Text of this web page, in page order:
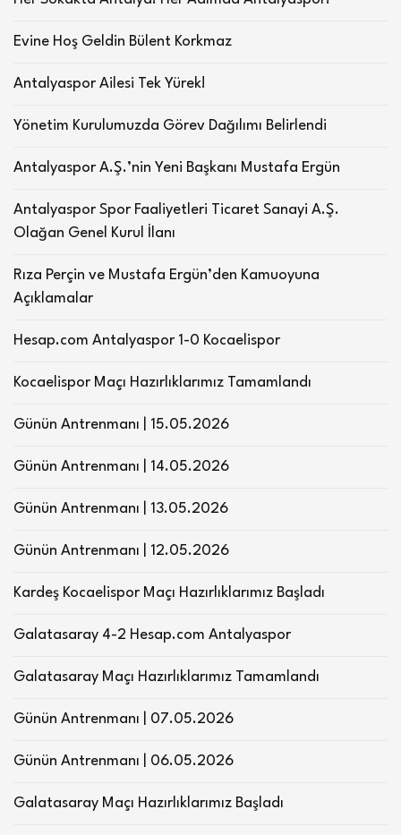
Evine Hoş Geldin Bülent Korkmaz
Antalyaspor Ailesi Tek Yürek!
Yönetim Kurulumuzda Görev Dağılımı Belirlendi
Antalyaspor A.Ş.’nin Yeni Başkanı Mustafa Ergün
Antalyaspor Spor Faaliyetleri Ticaret Sanayi A.Ş.
Olağan Genel Kurul İlanı
Rıza Perçin ve Mustafa Ergün’den Kamuoyuna
Açıklamalar
Hesap.com Antalyaspor 1-0 Kocaelispor
Kocaelispor Maçı Hazırlıklarımız Tamamlandı
Günün Antrenmanı | 15.05.2026
Günün Antrenmanı | 14.05.2026
Günün Antrenmanı | 13.05.2026
Günün Antrenmanı | 12.05.2026
Kardeş Kocaelispor Maçı Hazırlıklarımız Başladı
Galatasaray 4-2 Hesap.com Antalyaspor
Galatasaray Maçı Hazırlıklarımız Tamamlandı
Günün Antrenmanı | 07.05.2026
Günün Antrenmanı | 06.05.2026
Galatasaray Maçı Hazırlıklarımız Başladı